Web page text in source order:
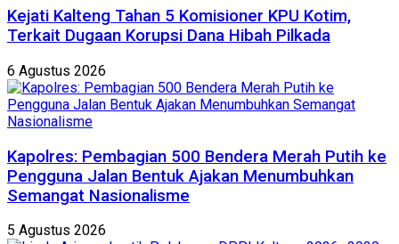
Kejati Kalteng Tahan 5 Komisioner KPU Kotim,
Terkait Dugaan Korupsi Dana Hibah Pilkada
6 Agustus 2026
Kapolres: Pembagian 500 Bendera Merah Putih ke
Pengguna Jalan Bentuk Ajakan Menumbuhkan
Semangat Nasionalisme
5 Agustus 2026